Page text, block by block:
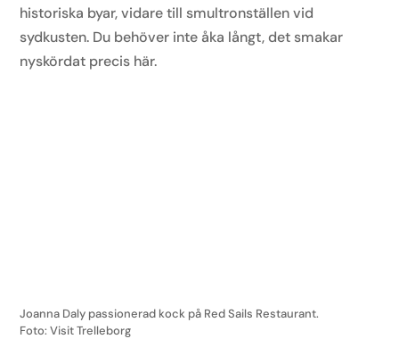
historiska byar, vidaretill smultronställen vid
sydkusten. Du behöver inte åka långt, det smakar
nyskördat precis här.
Joanna Daly passionerad kock på Red Sails Restaurant.
Foto: Visit Trelleborg